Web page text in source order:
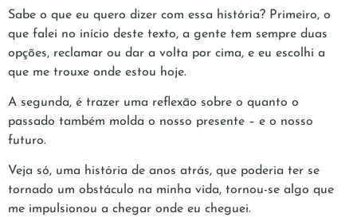
Sabe o que eu quero dizer com essa história? Primeiro, o
que falei no início deste texto, a gente tem sempre duas
opções, reclamar ou dar a volta por cima, e eu escolhi a
que me trouxe onde estou hoje.
A segunda, é trazer uma reflexão sobre o quanto o
passado também molda o nosso presente – e o nosso
futuro.
Veja só, uma história de anos atrás, que poderia ter se
tornado um obstáculo na minha vida, tornou-se algo que
me impulsionou a chegar onde eu cheguei.